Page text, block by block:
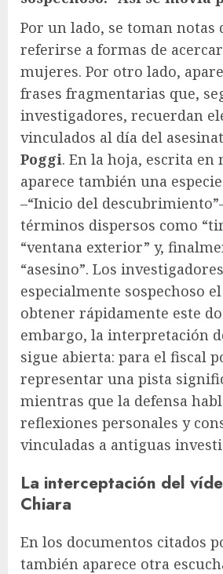
Por un lado, se toman notas
referirse a formas de
mujeres. Por otro lado,
frases fragmentarias que,
investigadores, recuerdan
vinculados al día del
Poggi. En la hoja, escrita en
aparece también una
–“Inicio del
términos dispersos como
“ventana exterior” y,
“asesino”. Los
especialmente sospechoso
obtener rápidamente este
embargo, la interpretación
sigue abierta: para el fiscal
representar una pista
mientras que la defensa
reflexiones personales y
vinculadas a antiguas
La interceptación del
Chiara
En los documentos citados
también aparece otra